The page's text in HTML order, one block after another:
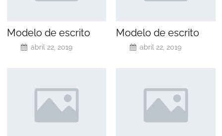
Modelo de escrito
abril 22, 2019
Modelo de escrito
abril 22, 2019